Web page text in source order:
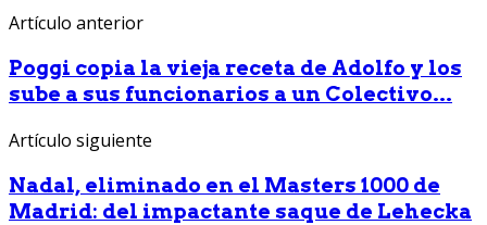
Artículo anterior
Poggi copia la vieja receta de Adolfo y los
sube a sus funcionarios a un Colectivo...
Artículo siguiente
Nadal, eliminado en el Masters 1000 de
Madrid: del impactante saque de Lehecka